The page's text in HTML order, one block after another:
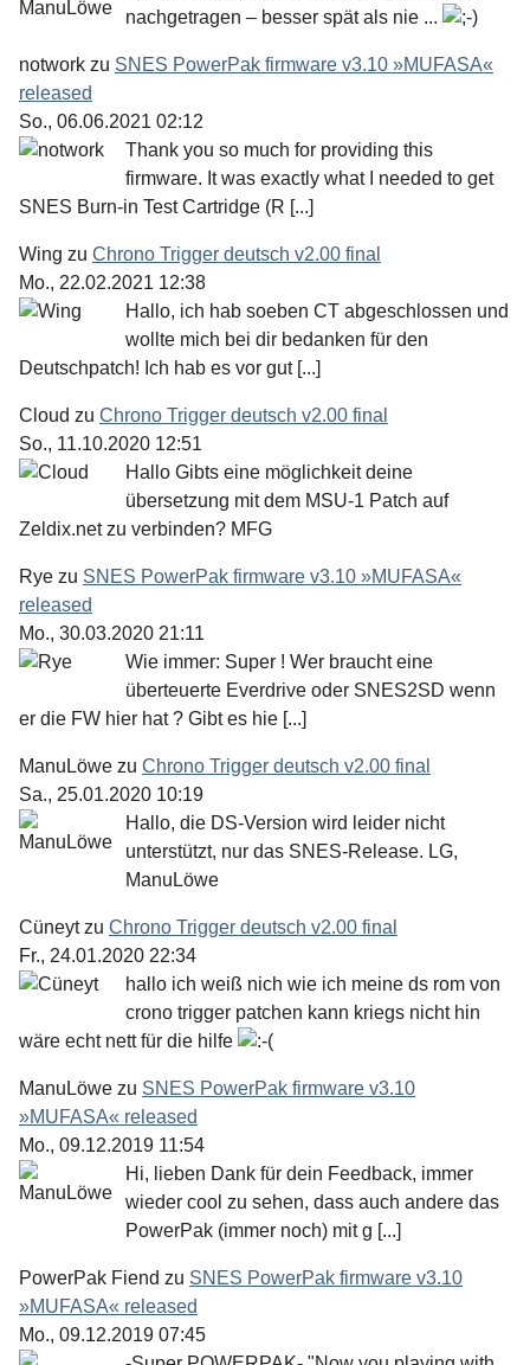
nachgetragen – besser spät als nie ...
notwork zu SNES PowerPak firmware v3.10 »MUFASA«
released
So., 06.06.2021 02:12
Thank you so much for providing this
firmware. It was exactly what I needed to get
SNES Burn-in Test Cartridge (R [...]
Wing zu Chrono Trigger deutsch v2.00 final
Mo., 22.02.2021 12:38
Hallo, ich hab soeben CT abgeschlossen und
wollte mich bei dir bedanken für den
Deutschpatch! Ich hab es vor gut [...]
Cloud zu Chrono Trigger deutsch v2.00 final
So., 11.10.2020 12:51
Hallo Gibts eine möglichkeit deine
übersetzung mit dem MSU-1 Patch auf
Zeldix.net zu verbinden? MFG
Rye zu SNES PowerPak firmware v3.10 »MUFASA«
released
Mo., 30.03.2020 21:11
Wie immer: Super ! Wer braucht eine
überteuerte Everdrive oder SNES2SD wenn
er die FW hier hat ? Gibt es hie [...]
ManuLöwe zu Chrono Trigger deutsch v2.00 final
Sa., 25.01.2020 10:19
Hallo, die DS-Version wird leider nicht
unterstützt, nur das SNES-Release. LG,
ManuLöwe
Cüneytzu Chrono Trigger deutsch v2.00 final
Fr., 24.01.2020 22:34
hallo ich weiß nich wie ich meine ds rom von
crono trigger patchen kann kriegs nicht hin
wäre echt nett für die hilfe
ManuLöwe zu SNES PowerPak firmware v3.10
»MUFASA« released
Mo., 09.12.2019 11:54
Hi, lieben Dank für dein Feedback, immer
wieder cool zu sehen, dass auch andere das
PowerPak (immer noch) mit g [...]
PowerPak Fiend zu SNES PowerPak firmware v3.10
»MUFASA« released
Mo., 09.12.2019 07:45